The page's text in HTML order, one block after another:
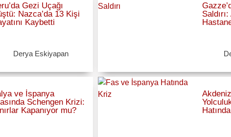
Gezi Uçağı
Nazca’da 13 Kişi
Kaybetti
Derya Eskiyapan
ve İspanya
Schengen Krizi:
Kapanıyor mu?